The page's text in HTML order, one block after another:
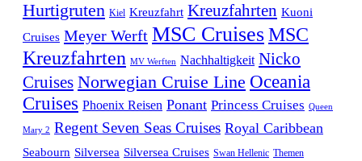
Hurtigruten Kiel Kreuzfahrt Kreuzfahrten Kuoni
Cruises Meyer Werft MSC CruisesMSC
Kreuzfahrten MV Werften Nachhaltigkeit Nicko
Cruises Norwegian Cruise Line Oceania
Cruises Phoenix Reisen Ponant Princess Cruises Queen
Mary 2 Regent Seven Seas Cruises Royal Caribbean
Seabourn Silversea Silversea Cruises Swan Hellenic Themen